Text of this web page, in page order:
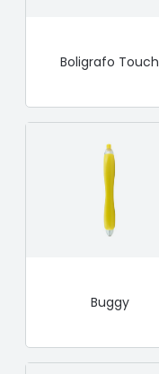
Boligrafo Touch
Buggy